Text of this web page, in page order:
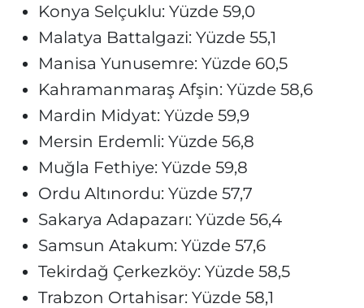
Konya Selçuklu: Yüzde 59,0
Malatya Battalgazi: Yüzde 55,1
Manisa Yunusemre: Yüzde 60,5
Kahramanmaraş Afşin: Yüzde 58,6
Mardin Midyat: Yüzde 59,9
Mersin Erdemli: Yüzde 56,8
Muğla Fethiye: Yüzde 59,8
Ordu Altınordu: Yüzde 57,7
Sakarya Adapazarı: Yüzde 56,4
Samsun Atakum: Yüzde 57,6
Tekirdağ Çerkezköy: Yüzde 58,5
Trabzon Ortahisar: Yüzde 58,1